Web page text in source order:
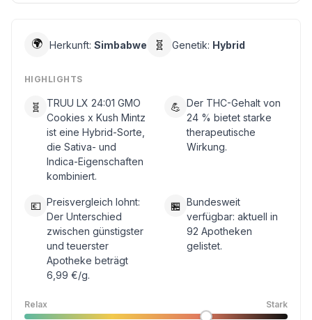
🌍 Herkunft: Simbabwe 🧬 Genetik: Hybrid
HIGHLIGHTS
🧬
TRUU LX 24:01 GMO
Cookies x Kush Mintz
ist eine Hybrid-Sorte,
die Sativa- und
Indica-Eigenschaften
kombiniert.
💪 Der THC-Gehalt von
24 % bietet starke
therapeutische
Wirkung.
💶 Preisvergleich lohnt:
Der Unterschied
zwischen günstigster
und teuerster
Apotheke beträgt
6,99 €/g.
🏪 Bundesweit
verfügbar: aktuell in
92 Apotheken
gelistet.
Relax Stark